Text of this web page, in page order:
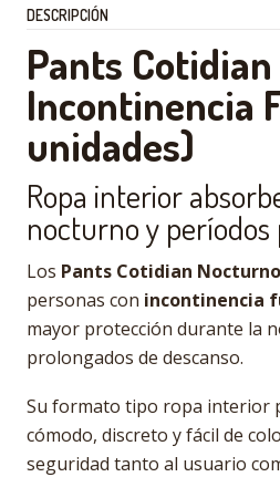
DESCRIPCIÓN
Pants
Incontinencia
unidades)
Ropa interior
nocturno y períodos
Los Pants Cotidian Nocturno
personas con incontinencia
mayor protección durante la
prolongados de descanso.
Su formato tipo ropa interior
cómodo, discreto y fácil de
seguridad tanto al usuario